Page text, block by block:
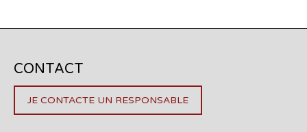
CONTACT
JE CONTACTE UN RESPONSABLE